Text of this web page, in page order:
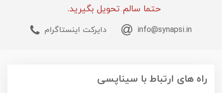
حتما سالم تحویل بگیرید.
info@synapsi.in دایرکت اینستاگرام
راه های ارتباط با سیناپسی